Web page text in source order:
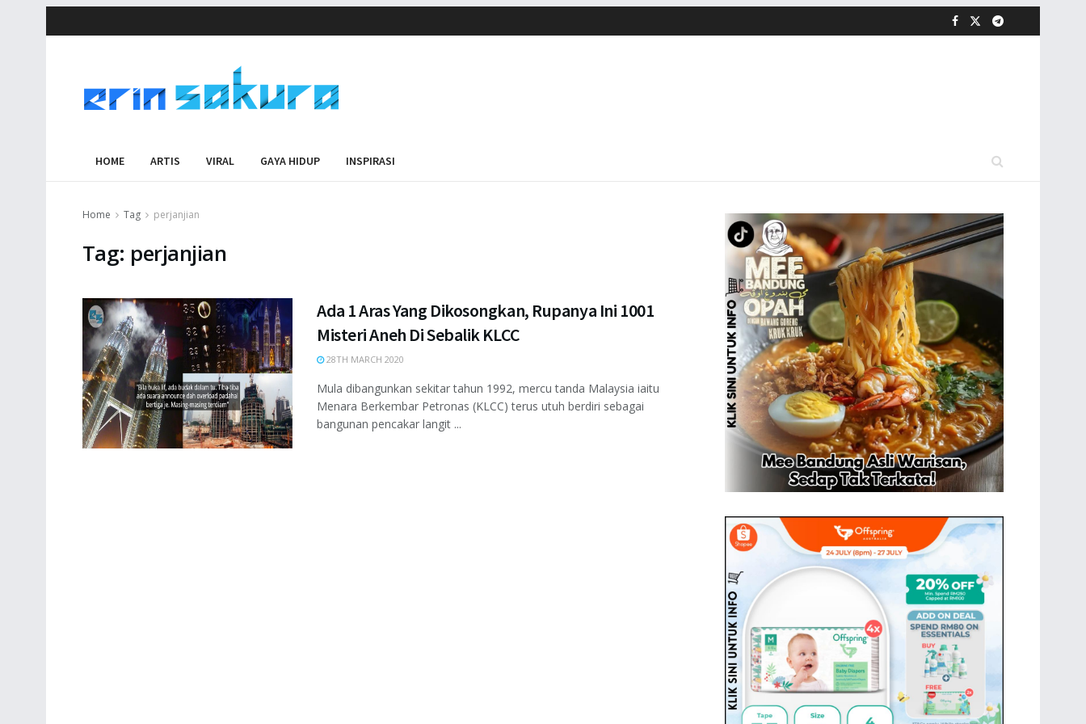
HOME ARTIS VIRAL GAYA HIDUP INSPIRASI
Home Tag perjanjian
Tag: perjanjian
Ada 1 Aras Yang Dikosongkan, Rupanya Ini 1001
Misteri Aneh Di Sebalik KLCC
28TH MARCH 2020
Mula dibangunkan sekitar tahun 1992, mercu tanda Malaysia iaitu
Menara Berkembar Petronas (KLCC) terus utuh berdiri sebagai
bangunan pencakar langit ...